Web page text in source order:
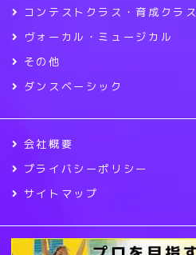
コンテストクラス・育成クラス
ヴォーカル・ミュージカル
その他
ダンスベーシック
会社概要
プライバシーポリシー
サイトマップ